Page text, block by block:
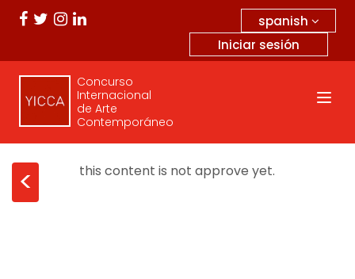
spanish
Iniciar sesión
Concurso
Internacional
de Arte
Contemporáneo
< this content is not approve yet.